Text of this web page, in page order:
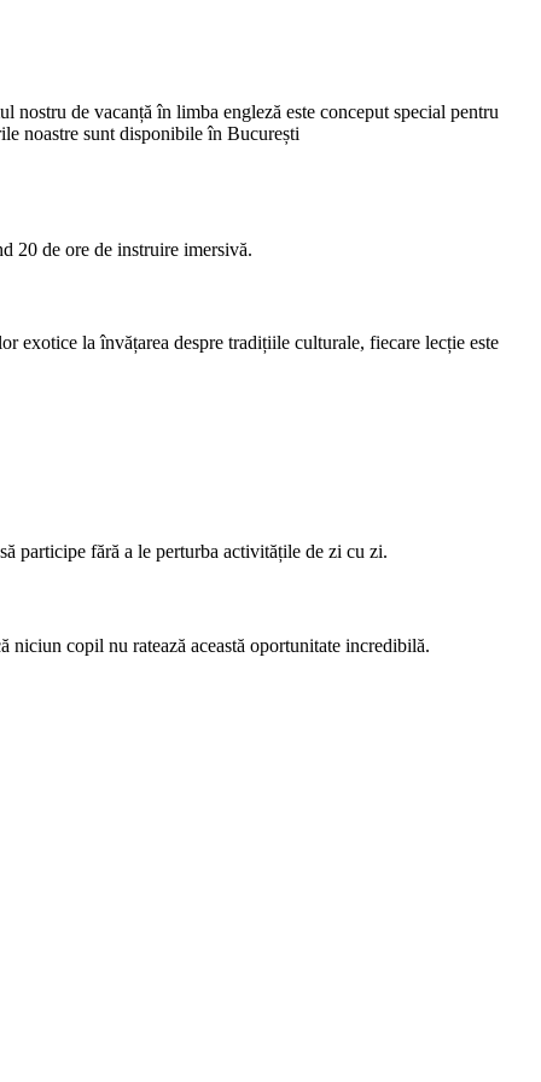
de vacanță în limba engleză este conceput special pentru
noastre sunt disponibile în București
20 de ore de instruire imersivă.
exotice la învățarea despre tradițiile culturale, fiecare lecție este
participe fără a le perturba activitățile de zi cu zi.
niciun copil nu ratează această oportunitate incredibilă.